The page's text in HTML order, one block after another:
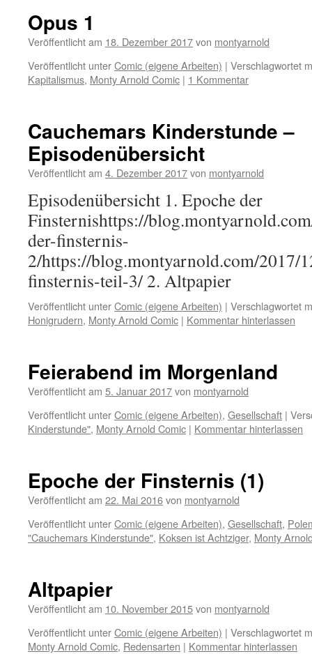
Opus 1
Veröffentlicht am 18. Dezember 2017von montyarnold
Veröffentlicht unterComic (eigene Arbeiten) | Verschlagwortet
Kapitalismus, Monty Arnold Comic | 1 Kommentar
Cauchemars Kinderstunde –
Episodenübersicht
Veröffentlicht am 4. Dezember 2017von montyarnold
Episodenübersicht 1. Epoche der
Finsternishttps://
der-finsternis-
2/https://blog.montyarnold.com/2017/
finsternis-teil-3/ 2. Altpapier
Veröffentlicht unterComic (eigene Arbeiten) | Verschlagwortet
Honigrudern, Monty Arnold Comic | Kommentar hinterlassen
Feierabend im Morgenland
Veröffentlicht am 5. Januar 2017von montyarnold
Veröffentlicht unterComic (eigene Arbeiten), Gesellschaft |
Kinderstunde", Monty Arnold Comic | Kommentar hinterlassen
Epoche der Finsternis (1)
Veröffentlicht am 22. Mai 2016von montyarnold
Veröffentlicht unterComic (eigene Arbeiten), Gesellschaft,
"Cauchemars Kinderstunde", Koksen ist Achtziger, Monty
Altpapier
Veröffentlicht am 10. November 2015von montyarnold
Veröffentlicht unterComic (eigene Arbeiten) | Verschlagwortet
Monty Arnold Comic, Redensarten | Kommentar hinterlassen